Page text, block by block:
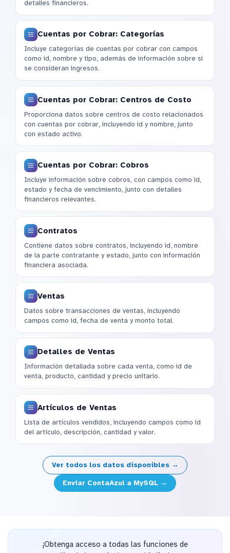
detalles financieros.
Cuentas por Cobrar: Categorías
Incluye categorías de cuentas por cobrar con campos
como id, nombre y tipo, además de información sobre si
se consideran ingresos.
Cuentas por Cobrar: Centros de Costo
Proporciona datos sobre centros de costo relacionados
con cuentas por cobrar, incluyendo id y nombre, junto
con estado activo.
Cuentas por Cobrar: Cobros
Incluye información sobre cobros, con campos como id,
estado y fecha de vencimiento, junto con detalles
financieros relevantes.
Contratos
Contiene datos sobre contratos, incluyendo id, nombre
de la parte contratante y estado, junto con información
financiera asociada.
Ventas
Datos sobre transacciones de ventas, incluyendo
campos como id, fecha de venta y monto total.
Detalles de Ventas
Información detallada sobre cada venta, como id de
venta, producto, cantidad y precio unitario.
Artículos de Ventas
Lista de artículos vendidos, incluyendo campos como id
del artículo, descripción, cantidad y valor.
Ver todos los datos disponibles →
Enviar ContaAzul a MySQL →
¡Obtenga acceso a todas las funciones de